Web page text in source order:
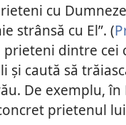
cu
strânsă cu El”. (
dintre cei
și caută să
De exemplu,
prietenul